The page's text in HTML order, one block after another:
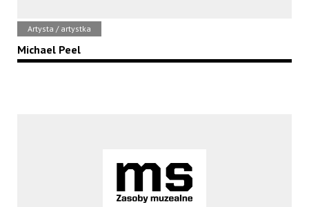
Artysta / artystka
Michael Peel